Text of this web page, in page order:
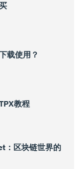
载使用？
教程
：区块链世界的